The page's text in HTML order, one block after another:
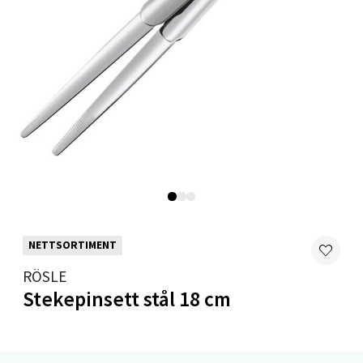
NETTSORTIMENT
RÖSLE
Stekepinsett stål 18 cm
Madlakrossen nr 9, 4042 Stavanger
Åpent i dag 10-19
0 i butikk
Levanger - Magneten
Åpent i dag 10-18
0 i butikk